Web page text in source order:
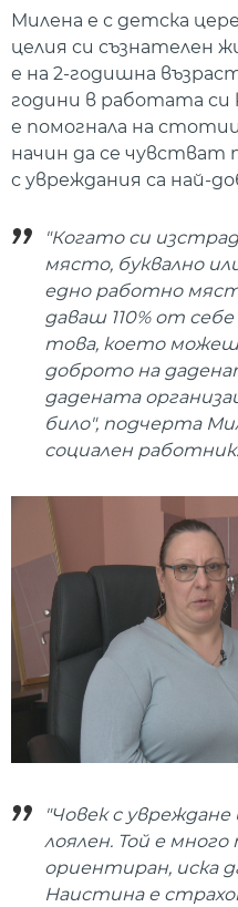
Милена е с детска
целия си съзнателен
е на 2-годишна
години в работата си
е помогнала на
начин да се чувстват
с увреждания са най-
"Когато си
място, буквално
едно работно
даваш 110% от
това, което
доброто на
дадената
било", подчерта
социален работник.
"Човек с
лоялен. Той е
ориентиран, иска
Наистина е